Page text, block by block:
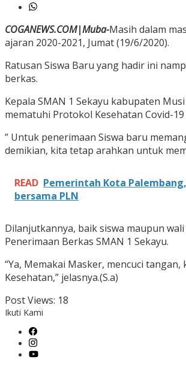
COGANEWS.COM|Muba-Masih dalam
ajaran 2020-2021, Jumat (19/6/2020).
Ratusan Siswa Baru yang hadir ini
berkas.
Kepala SMAN 1 Sekayu kabupaten
mematuhi Protokol Kesehatan Covid-
” Untuk penerimaan Siswa baru
demikian, kita tetap arahkan untuk
READ Pemerintah Kota
bersama PLN
Dilanjutkannya, baik siswa maupun
Penerimaan Berkas SMAN 1 Sekayu.
“Ya, Memakai Masker, mencuci
Kesehatan,” jelasnya.(S.a)
Post Views: 18
Ikuti Kami